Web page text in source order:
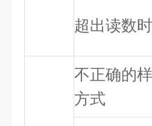
超出读数
不正确的
方式